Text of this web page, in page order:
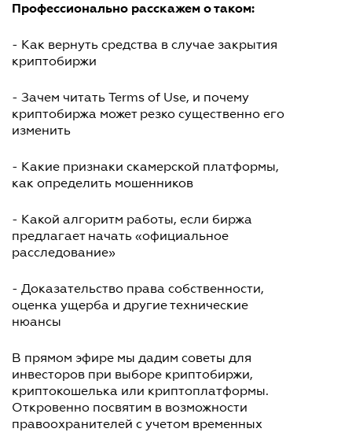
Профессионально расскажем о таком:
- Как вернуть средства в случае закрытия
криптобиржи
- Зачем читать Terms of Use, и почему
криптобиржа может резко существенно его
изменить
- Какие признаки скамерской платформы,
как определить мошенников
- Какой алгоритм работы, если биржа
предлагает начать «официальное
расследование»
- Доказательство права собственности,
оценка ущерба и другие технические
нюансы
В прямом эфире мы дадим советы для
инвесторов при выборе криптобиржи,
криптокошелька или криптоплатформы.
Откровенно посвятим в возможности
правоохранителей с учетом временных